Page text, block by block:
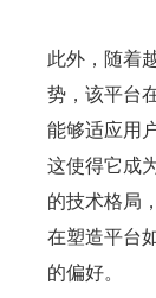
此外，随着
势，该平台
能够适应用
这使得它成
的技术格局
在塑造平台
的偏好。